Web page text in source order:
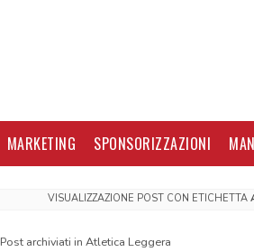
MARKETING SPONSORIZZAZIONI
VISUALIZZAZIONE POST CON ETICHETTA
Post archiviati in Atletica Leggera